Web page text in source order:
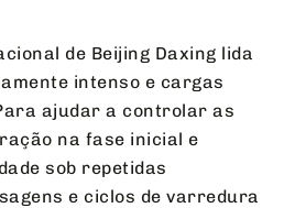
de Beijing Daxing lida
intenso e cargas
ajudar a controlar as
na fase inicial e
sob repetidas
e ciclos de varredura